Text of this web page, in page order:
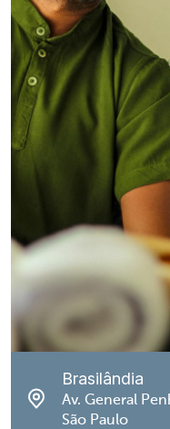
Brasilândia
Av. General
São Paulo